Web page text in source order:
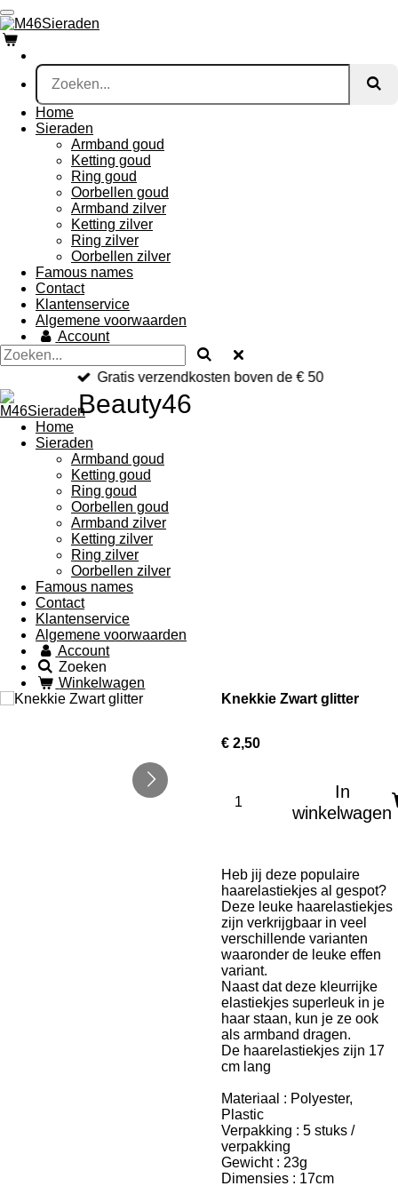
Ga
direct
naar
de
hoofdinhoud
Home
Sieraden
Armband goud
Ketting goud
Ring goud
Oorbellen goud
Armband zilver
Ketting zilver
Ring zilver
Oorbellen zilver
Famous names
Contact
Klantenservice
Algemene voorwaarden
Account
Gratis verzendkosten boven de € 50
Beauty46
Home
Sieraden
Armband goud
Ketting goud
Ring goud
Oorbellen goud
Armband zilver
Ketting zilver
Ring zilver
Oorbellen zilver
Famous names
Contact
Klantenservice
Algemene voorwaarden
Account
Zoeken
Winkelwagen
Knekkie Zwart glitter
€ 2,50
In
winkelwagen
Heb jij deze populaire
haarelastiekjes al gespot?
Deze leuke haarelastiekjes
zijn verkrijgbaar in veel
verschillende varianten
waaronder de leuke effen
variant.
Naast dat deze kleurrijke
elastiekjes superleuk in je
haar staan, kun je ze ook
als armband dragen.
De haarelastiekjes zijn 17
cm lang
Materiaal : Polyester,
Plastic
Verpakking : 5 stuks /
verpakking
Gewicht : 23g
Dimensies : 17cm